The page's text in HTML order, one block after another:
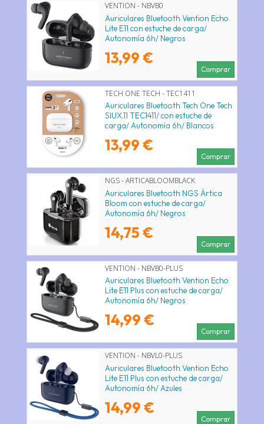
VENTION - NBVB0
Auriculares Bluetooth Vention Echo
Lite E11 con estuche de carga/
Autonomía 6h/ Negros
13,99 €
Comprar
TECH ONE TECH - TEC1411
Auriculares Bluetooth Tech One Tech
SIUX.11 TEC1411/ con estuche de
carga/ Autonomía 6h/ Blancos
13,99 €
Comprar
NGS - ARTICABLOOMBLACK
Auriculares Bluetooth NGS Ártica
Bloom con estuche de carga/
Autonomía 6h/ Negros
14,75 €
Comprar
VENTION - NBVB0-PLUS
Auriculares Bluetooth Vention Echo
Lite E11 Plus con estuche de carga/
Autonomía 6h/ Negros
14,99 €
Comprar
VENTION - NBVL0-PLUS
Auriculares Bluetooth Vention Echo
Lite E11 Plus con estuche de carga/
Autonomía 6h/ Azules
14,99 €
Comprar